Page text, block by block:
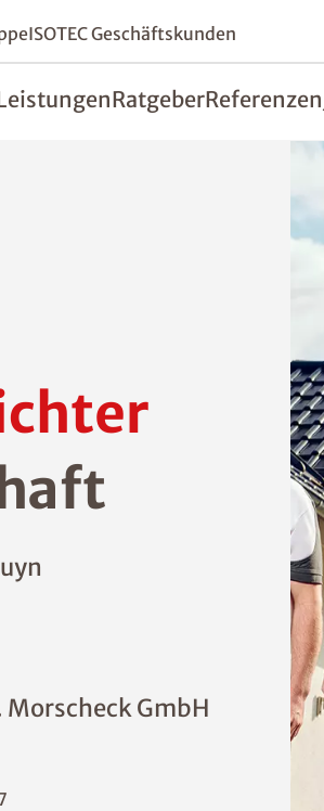
ISOTEC Geschäftskunden
RatgeberReferenzen
GmbH